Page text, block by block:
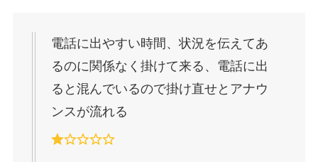
電話に出やすい時間、状況を伝えてあ
るのに関係なく掛けて来る、電話に出
ると混んでいるので掛け直せとアナウ
ンスが流れる